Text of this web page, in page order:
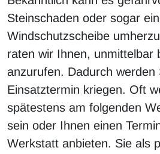
Steinschaden oder sogar
Windschutzscheibe
raten wir Ihnen, unmittelbar
anzurufen. Dadurch werden
Einsatztermin kriegen. Oft
spätestens am folgenden
sein oder Ihnen einen
Werkstatt anbieten. Sie als